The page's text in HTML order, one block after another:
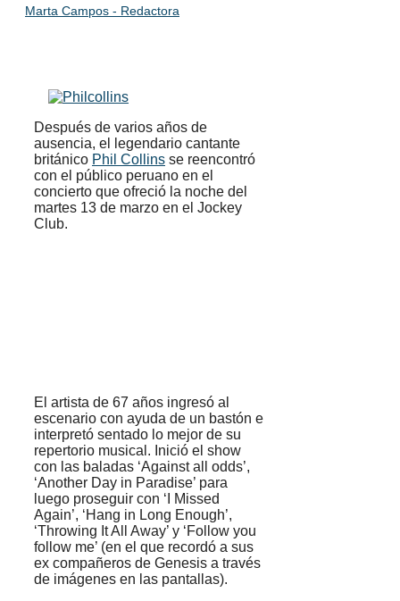
Marta Campos - Redactora
Después de varios años de
ausencia, el legendario cantante
británico Phil Collins se reencontró
con el público peruano en el
concierto que ofreció la noche del
martes 13 de marzo en el Jockey
Club.
El artista de 67 años ingresó al
escenario con ayuda de un bastón e
interpretó sentado lo mejor de su
repertorio musical. Inició el show
con las baladas ‘Against all odds’,
‘Another Day in Paradise’ para
luego proseguir con ‘I Missed
Again’, ‘Hang in Long Enough’,
‘Throwing It All Away’ y ‘Follow you
follow me’ (en el que recordó a sus
ex compañeros de Genesis a través
de imágenes en las pantallas).